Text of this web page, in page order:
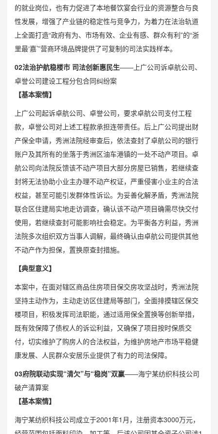
的就业岗位，也有力促进了本地餐饮宴会行业的资源整合与良
性发展，增强了产业链的稳定性与竞争力，为着力在法治轨道
上全面打造“政府有为、市场有效、企业有感、群众有利”的“浙
里最‘嘉’”营商环境品牌提供了可复制的司法实践样本。
02法治护航稳楼市 司法创新惠民生——上广公司诉卓航公司、
卓誉公司建设工程分包合同纠纷案
【基本案情】
上广公司起诉卓航公司、卓誉公司，要求卓航公司支付工程
款，卓誉公司对上述工程款承担连带责任。后上广公司提出财
产保全申请，秀洲法院经审查后，依法查封了卓航公司的银行
账户及其所有的坐落于秀洲区油车港镇的一处不动产项目。卓
航公司向法院反馈该不动产项目大部分房屋已销售，若继续查
封将无法协助小业主办理不动产权证，严重侵害小业主的合法
权益，甚至可能引发群体性诉讼。为妥善化解矛盾，秀洲法院
联合区住建局实地走访调查，确认该不动产项目确需尽快交付
使用，若继续查封可能影响社会稳定。为平衡各方利益，秀洲
法院多次组织双方当事人调解，最终确认由卓航公司提供其他
不动产作为担保，置换原查封措施。
【典型意义】
本案中，在面对辖区商品住房项目保交房攻坚战时，秀洲法院
坚持主动作为，主动走访区住建局等部门，全面排摸辖区保交
楼项目，积极发挥司法职能，通过适用保全置换等创新举措，
既有效保障了债权人的诉讼利益，又确保了项目按时保质交
付，切实维护了购房人的合法权益，为维护房地产市场平稳健
康发展、人民群众安居乐业提供了有力的司法保障。
03府院联动实现“清欠”与“稳岗”双赢——海宁某纺织科技公司
破产清算案
【基本案情】
海宁某纺织科技公司成立于2001年1月，注册资本3000万元，